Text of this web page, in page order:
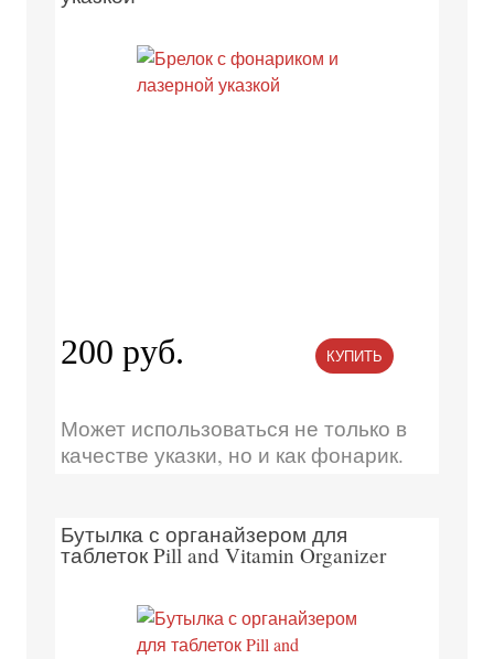
200 руб. КУПИТЬ
Может использоваться не только в
качестве указки, но и как фонарик.
Бутылка с органайзером для
таблеток Pill and Vitamin Organizer